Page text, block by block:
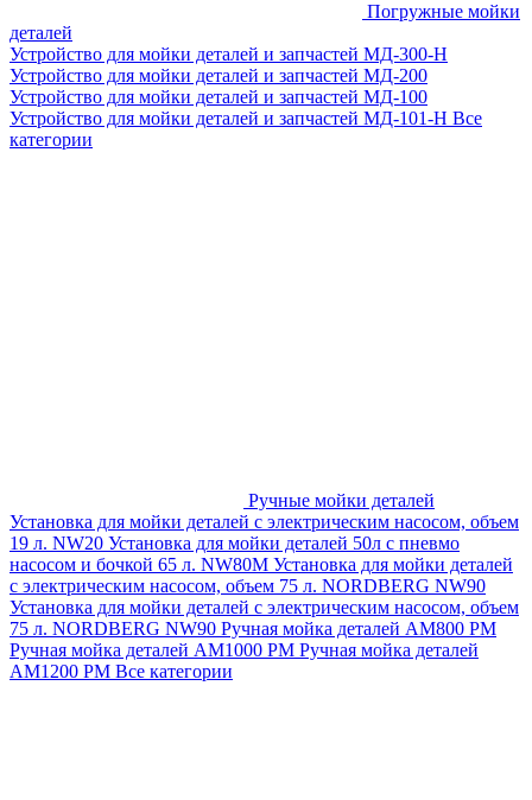
Погружные мойки
деталей
Устройство для мойки деталей и запчастей МД-300-H
Устройство для мойки деталей и запчастей МД-200
Устройство для мойки деталей и запчастей МД-100
Устройство для мойки деталей и запчастей МД-101-Н Все
категории
Ручные мойки деталей
Установка для мойки деталей с электрическим насосом, объем
19 л. NW20 Установка для мойки деталей 50л с пневмо
насосом и бочкой 65 л. NW80M Установка для мойки деталей
с электрическим насосом, объем 75 л. NORDBERG NW90
Установка для мойки деталей с электрическим насосом, объем
75 л. NORDBERG NW90 Ручная мойка деталей АМ800 РМ
Ручная мойка деталей АМ1000 РМ Ручная мойка деталей
АМ1200 РМ Все категории